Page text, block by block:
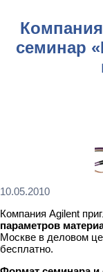
семинар
10.05.2010
Компания Agilent
параметров
Москве в деловом
бесплатно.